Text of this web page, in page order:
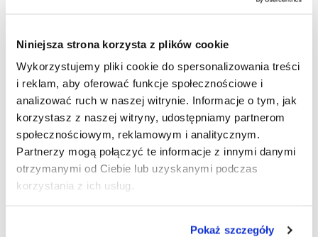
Niniejsza strona korzysta z plików cookie
Wykorzystujemy pliki cookie do spersonalizowania treści
i reklam, aby oferować funkcje społecznościowe i
analizować ruch w naszej witrynie. Informacje o tym, jak
korzystasz z naszej witryny, udostępniamy partnerom
społecznościowym, reklamowym i analitycznym.
Partnerzy mogą połączyć te informacje z innymi danymi
otrzymanymi od Ciebie lub uzyskanymi podczas
korzystania z ich usług.
Pokaż szczegóły
JAK PRZYGOTOWAĆ PLIKI DO DRUKU?
Stojak na ulotki A4
Harmo w walizce -
CZARNY
Czarny stojak na ulotki A4 Harmo –